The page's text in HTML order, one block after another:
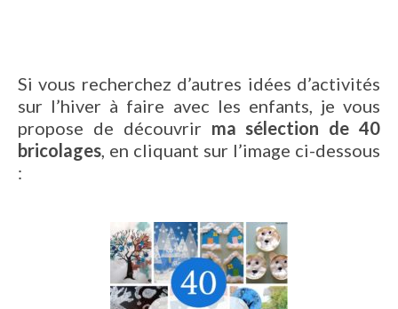
Si vous recherchez d’autres idées d’activités
sur l’hiver à faire avec les enfants, je vous
propose de découvrir ma sélection de 40
bricolages, en cliquant sur l’image ci-dessous
: